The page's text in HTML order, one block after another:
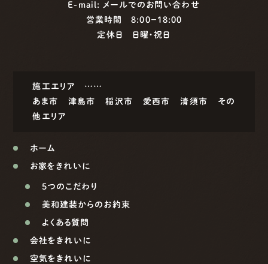
E-mail: メールでのお問い合わせ
営業時間 8:00−18:00
定休日 日曜・祝日
施工エリア ……
あま市
津島市 稲沢市 愛西市 清須市
その
他エリア
ホーム
お家をきれいに
5つのこだわり
美和建装からのお約束
よくある質問
会社をきれいに
空気をきれいに